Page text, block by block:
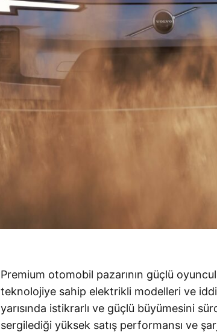
Premium otomobil pazarının güçlü
teknolojiye sahip elektrikli modelleri ve
yarısında istikrarlı ve güçlü büyümesini
sergilediği yüksek satış performansı ve